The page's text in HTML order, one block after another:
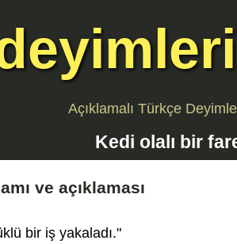
Açıklamalı Türkçe
Kedi olalı bir
ve açıklaması
bir iş yakaladı."